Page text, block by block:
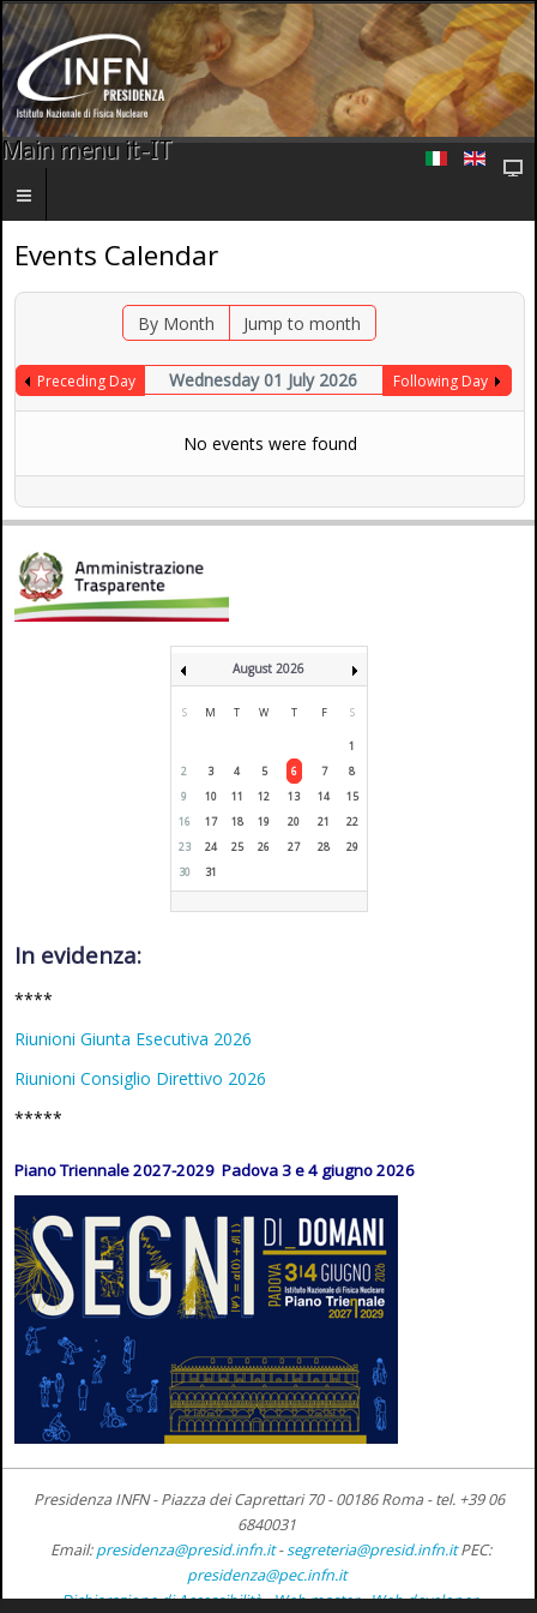
Main menu it-IT
Events Calendar
By Month Jump to month
Preceding Day Wednesday 01 July 2026 Following Day
No events were found
August 2026
S M T W T F S
1
2
3 4 5 6 7
8
9
10 11 12 13 14
15
16
17 18 19 20 21
22
23
24 25 26 27 28
29
30
31
In evidenza:
****
Riunioni Giunta Esecutiva 2026
Riunioni Consiglio Direttivo 2026
*****
Piano Triennale 2027-2029 Padova 3 e 4 giugno 2026
Presidenza INFN - Piazza dei Caprettari 70 - 00186 Roma -tel. +39 06
6840031
Email:presidenza@presid.infn.it-segreteria@presid.infn.it PEC:
presidenza@pec.infn.it
Dichiarazione di Accessibilità-Web master-Web developer